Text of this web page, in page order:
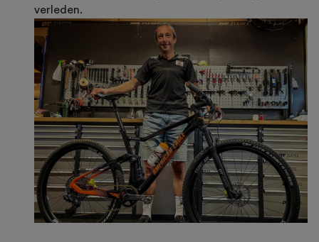
verleden.